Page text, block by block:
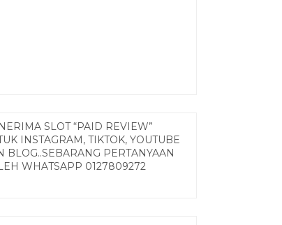
SLOT “PAID REVIEW”
INSTAGRAM, TIKTOK, YOUTUBE
BLOG..SEBARANG PERTANYAAN
WHATSAPP 0127809272